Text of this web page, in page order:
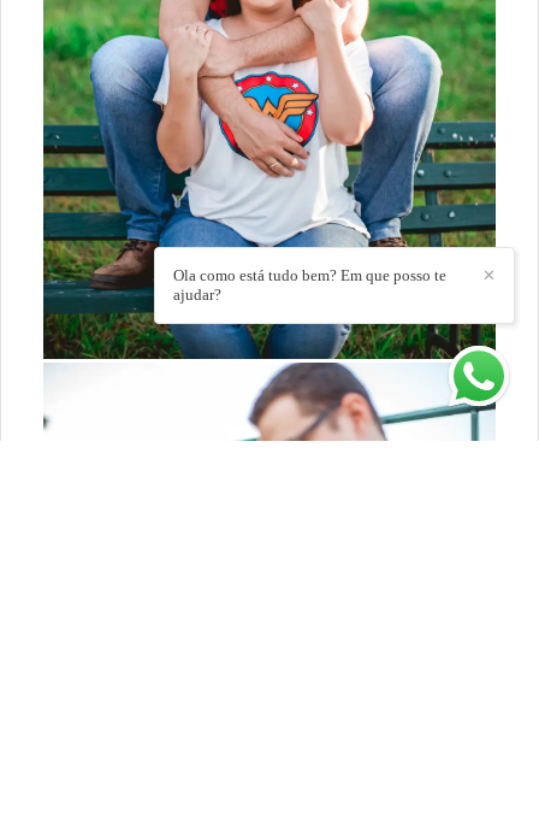
✕
Ola como está tudo bem? Em que posso te
ajudar?